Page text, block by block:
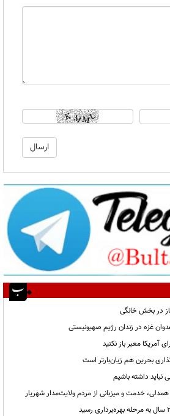
در بخش خانگی
غزه در زندان رژیم صهیونیستی
آمریکا معبر باز نکنید
بحرین هم زیان‌بارتر است
نباید داشته باشیم